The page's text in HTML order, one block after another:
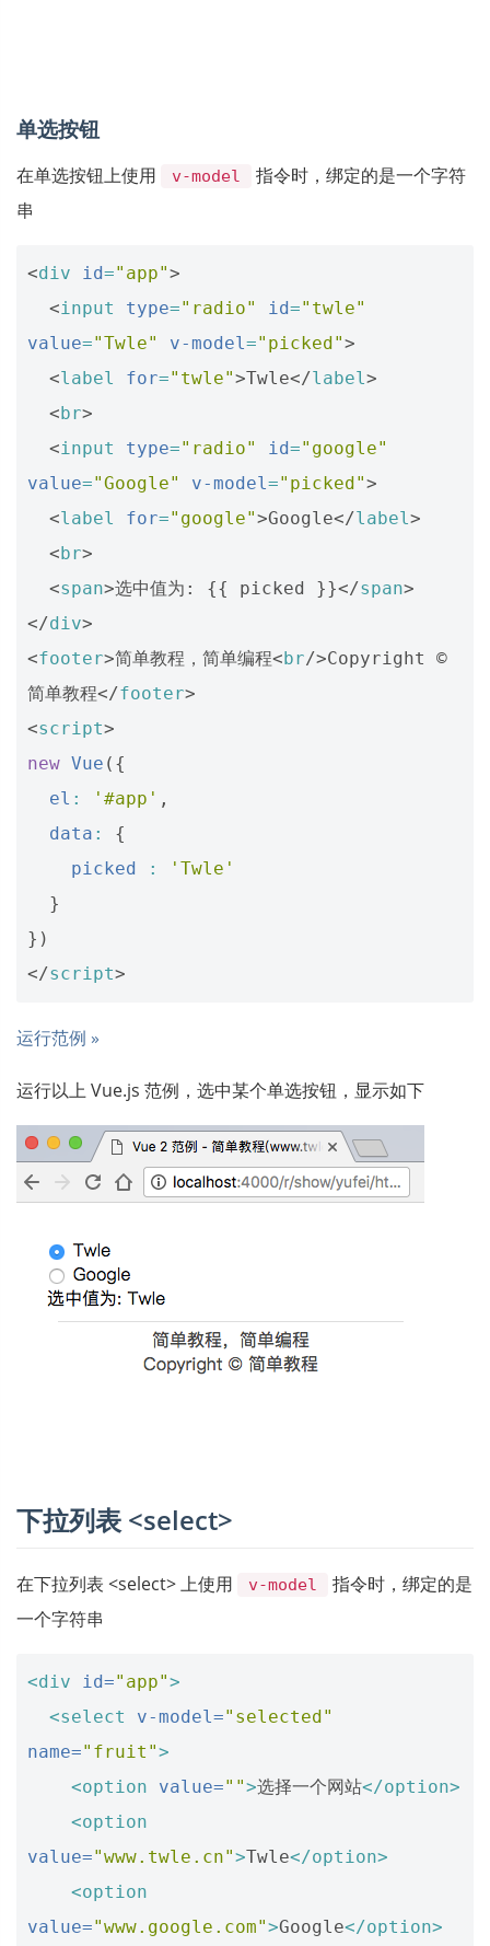
单选按钮
在单选按钮上使用 v-model
指令时，绑定的是一个字符
串
<div id="app">
<input type="radio" id="twle"
value="Twle" v-model="picked">
<label for="twle">Twle</label>
<br>
<input type="radio" id="google"
value="Google" v-model="picked">
<label for="google">Google</label>
<br>
<span>选中值为: {{ picked }}</span>
</div>
<footer>简单教程，简单编程<br/>Copyright ©
简单教程</footer>
<script>
new Vue ({
el : '#app' ,
data :
{
picked
:
'Twle'
}
})
</script>
运行范例 »
运行以上 Vue.js 范例，选中某个单选按钮，显示如下
下拉列表 <select>
在下拉列表 <select> 上使用 v-model
指令时，绑定的是
一个字符串
<div id="app">
<select
v-model="selected"
name="fruit">
<option
value="">选择一个网站</option>
<option
value="www.twle.cn">Twle</option>
<option
value="www.google.com">Google</option>